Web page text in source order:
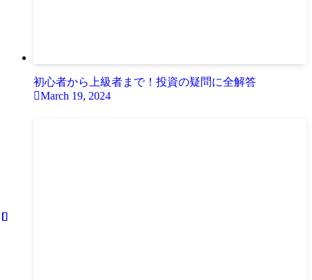
初心者から上級者まで！投資の疑問に全解答
March 19, 2024